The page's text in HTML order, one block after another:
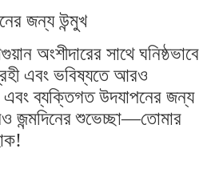
জন্য উন্মুখ
অংশীদারের সাথে ঘনিষ্ঠভাবে
এবং ভবিষ্যতে আরও
এবং ব্যক্তিগত উদযাপনের জন্য
জন্মদিনের শুভেচ্ছা—তোমার